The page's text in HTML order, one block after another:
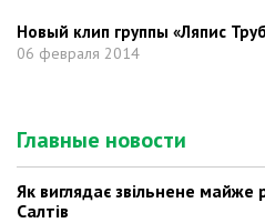
Новый клип группы «Ляпис
06 февраля 2014
Главные новости
Як виглядає звільнене
Салтів